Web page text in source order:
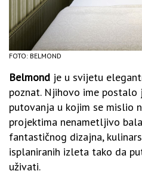
FOTO: BELMOND
Belmond je u svijetu
poznat. Njihovo ime postalo
putovanja u kojim se mislio
projektima nenametljivo
fantastičnog dizajna,
isplaniranih izleta tako da
uživati.